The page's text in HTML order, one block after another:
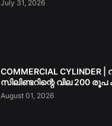
July 31, 2026
COMMERCIAL
സിലിണ്ടറിന്റെ വില 200
August 01, 2026